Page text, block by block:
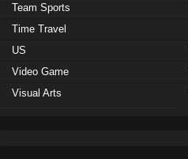
Team Sports
Time Travel
US
Video Game
Visual Arts